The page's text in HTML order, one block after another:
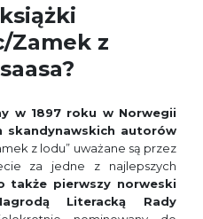
Zamek z
w 1897 roku w Norwegii
skandynawskich autorów
z lodu” uważane są przez
za jedne z najlepszych
także pierwszy norweski
Literacką Rady